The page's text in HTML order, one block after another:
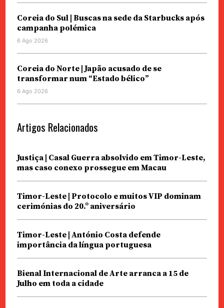
Coreia do Sul | Buscas na sede da Starbucks após
campanha polémica
6 Ago 2026
Coreia do Norte | Japão acusado de se
transformar num “Estado bélico”
6 Ago 2026
Artigos Relacionados
Justiça | Casal Guerra absolvido em Timor-Leste,
mas caso conexo prossegue em Macau
Timor-Leste | Protocolo e muitos VIP dominam
cerimónias do 20.º aniversário
Timor-Leste | António Costa defende
importância da língua portuguesa
Bienal Internacional de Arte arranca a 15 de
Julho em toda a cidade